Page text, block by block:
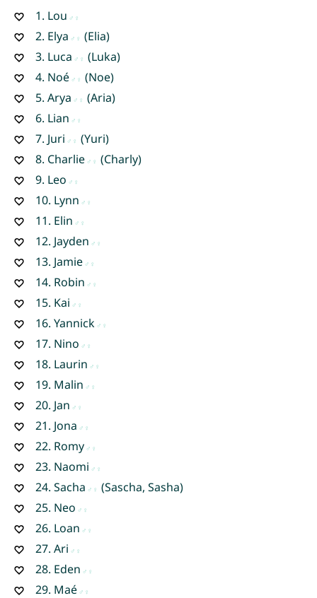
1. Lou
2. Elya
(Elia)
3. Luca
(Luka)
4. Noé
(Noe)
5. Arya
(Aria)
6. Lian
7. Juri
(Yuri)
8. Charlie
(Charly)
9. Leo
10. Lynn
11. Elin
12. Jayden
13. Jamie
14. Robin
15. Kai
16. Yannick
17. Nino
18. Laurin
19. Malin
20. Jan
21. Jona
22. Romy
23. Naomi
24. Sacha
(Sascha, Sasha)
25. Neo
26. Loan
27. Ari
28. Eden
29. Maé